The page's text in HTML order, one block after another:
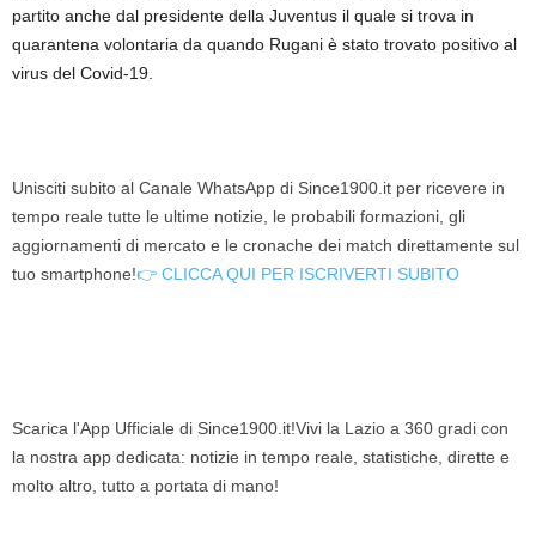
partito anche dal presidente della Juventus il quale si trova in
quarantena volontaria da quando Rugani è stato trovato positivo al
virus del Covid-19.
Unisciti subito al Canale WhatsApp di Since1900.it per ricevere in
tempo reale tutte le ultime notizie, le probabili formazioni, gli
aggiornamenti di mercato e le cronache dei match direttamente sul
tuo smartphone!👉 CLICCA QUI PER ISCRIVERTI SUBITO
Scarica l'App Ufficiale di Since1900.it!Vivi la Lazio a 360 gradi con
la nostra app dedicata: notizie in tempo reale, statistiche, dirette e
molto altro, tutto a portata di mano!